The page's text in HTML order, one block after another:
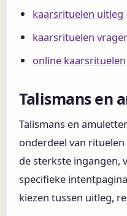
kaarsrituelen uitleg
kaarsrituelen
online kaarsrituelen
Talismans en
Talismans en
onderdeel van
de sterkste ingangen,
specifieke
kiezen tussen uitleg,